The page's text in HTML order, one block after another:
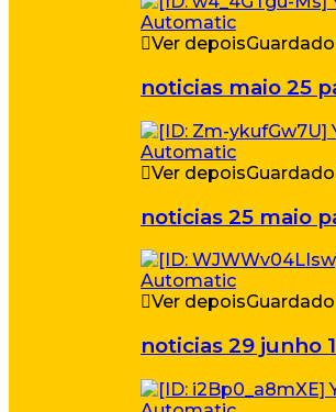
Ver depoisGuardado
noticias maio 25
Ver depoisGuardado
noticias 25 maio
Ver depoisGuardado
noticias 29 junho